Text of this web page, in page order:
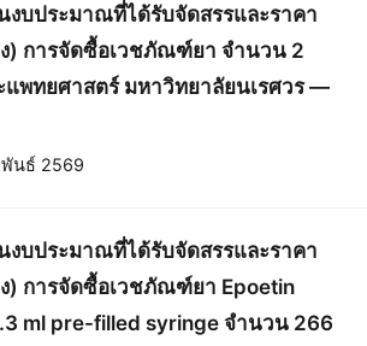
นงบประมาณที่ได้รับจัดสรรและราคา
ง) การจัดซื้อเวชภัณฑ์ยา จำนวน 2
แพทยศาสตร์ มหาวิทยาลัยนเรศวร —
นธ์ 2569
นงบประมาณที่ได้รับจัดสรรและราคา
) การจัดซื้อเวชภัณฑ์ยา Epoetin
ml pre-filled syringe จำนวน 266